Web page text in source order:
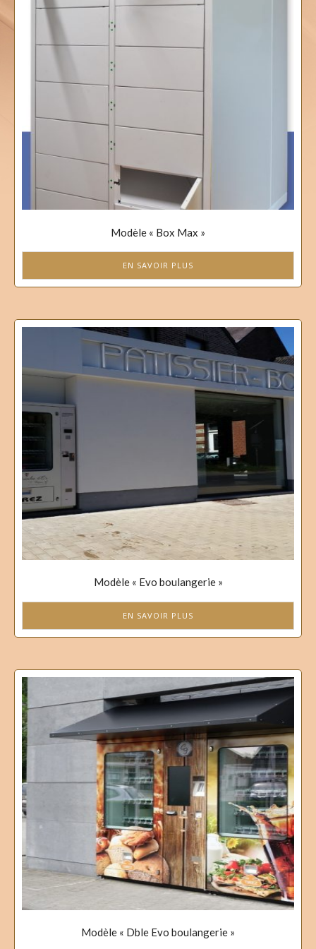
Modèle « Box Max »
EN SAVOIR PLUS
Modèle « Evo boulangerie »
EN SAVOIR PLUS
Modèle « Dble Evo boulangerie »